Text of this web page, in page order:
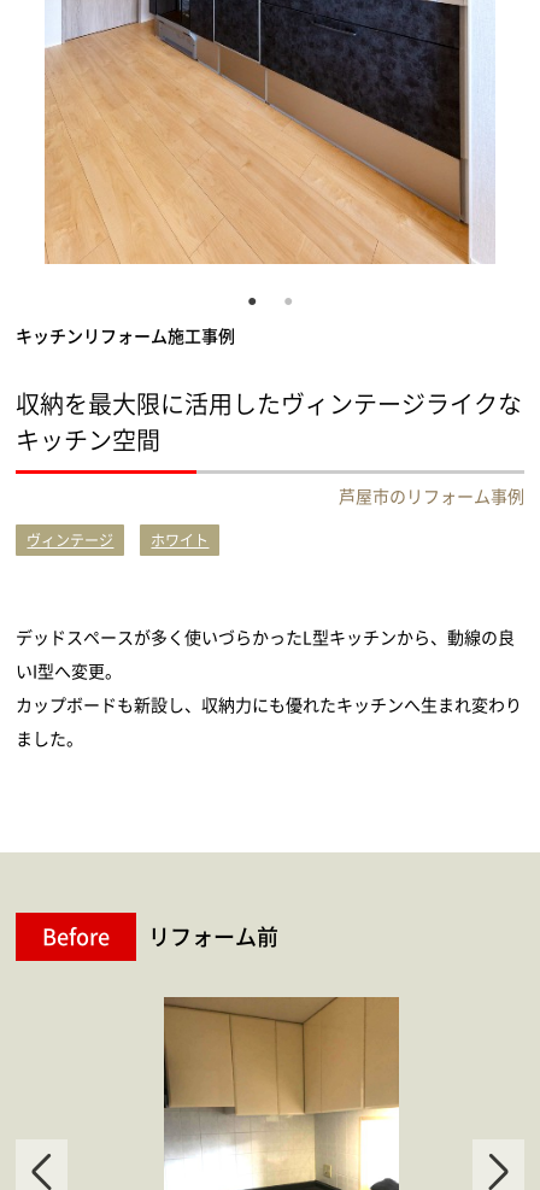
キッチンリフォーム施工事例
収納を最大限に活用したヴィンテージライクな
キッチン空間
芦屋市のリフォーム事例
ヴィンテージ ホワイト
デッドスペースが多く使いづらかったL型キッチンから、動線の良
いI型へ変更。
カップボードも新設し、収納力にも優れたキッチンへ生まれ変わり
ました。
Before リフォーム前